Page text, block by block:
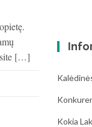
[…]
Kokia